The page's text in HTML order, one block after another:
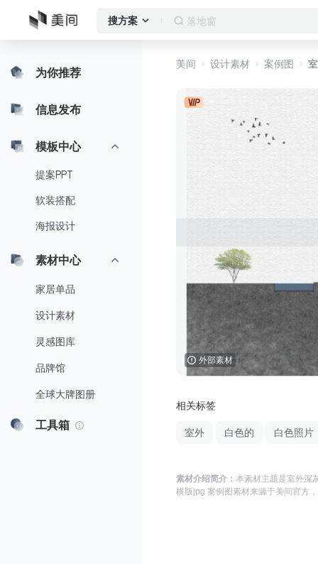
搜方案 作品集
为你推荐
信息发布
模板中心
提案PPT
软装搭配
海报设计
素材中心
家居单品
设计素材
灵感图库
品牌馆
全球大牌图册
工具箱
美间 设计素材 案例图
外部素材
相关标签
室外 白色的 白色照片
素材介绍简介：本素材主题是室外深
横版jpg 案例图 素材来源于美间官方